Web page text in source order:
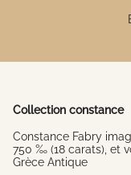
Collection constance
Constance Fabry
750 ‰ (18 carats), et
Grèce Antique